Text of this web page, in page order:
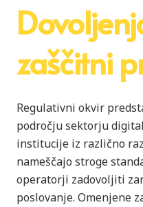
zaščitni
Regulativni okvir
področju sektorju
institucije iz različno
nameščajo stroge
operatorji zadovoljiti
poslovanje. Omenjene